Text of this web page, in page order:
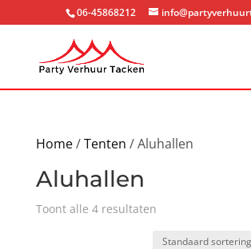
06-45868212
Home/Tenten / Aluhallen
Aluhallen
Toont alle 4 resultaten